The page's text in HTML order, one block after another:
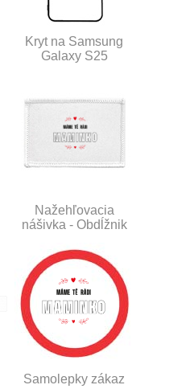
Kryt na Samsung
Galaxy S25
Nažehľovacia
nášivka - Obdĺžnik
Samolepky zákaz